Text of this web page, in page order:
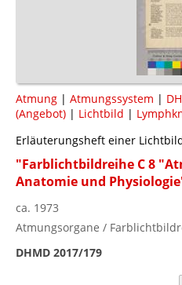
Atmung | Atmungssystem |
(Angebot) | Lichtbild |
Erläuterungsheft einer
"Farblichtbildreihe C 8
Anatomie und
ca. 1973
Atmungsorgane /
DHMD 2017/179